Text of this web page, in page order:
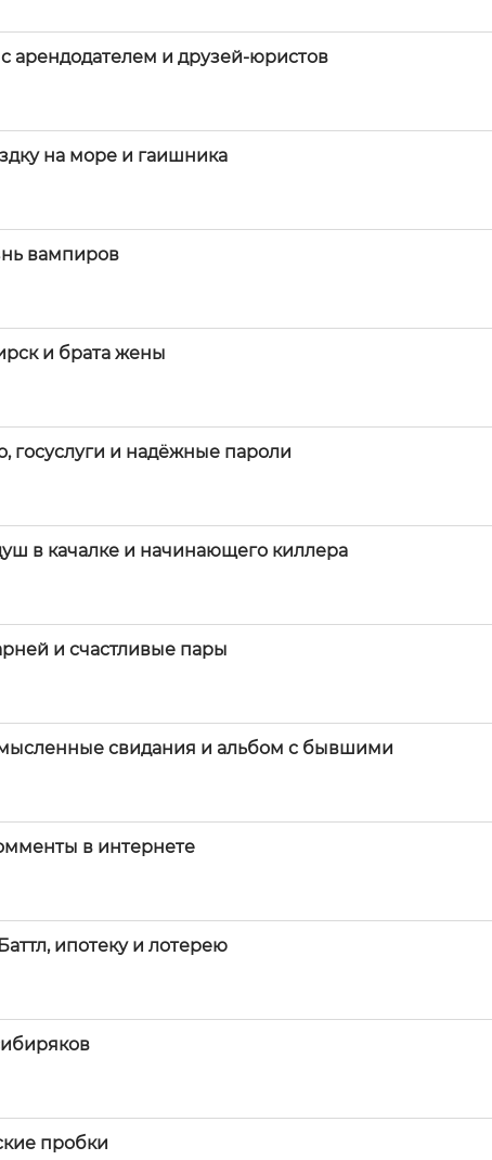
арендодателем и друзей-юристов
на море и гаишника
вампиров
и брата жены
госуслуги и надёжные пароли
в качалке и начинающего киллера
и счастливые пары
свидания и альбом с бывшими
в интернете
ипотеку и лотерею
пробки